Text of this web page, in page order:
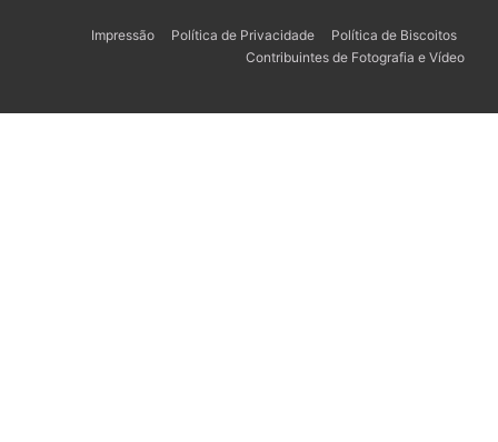
Impressão Política de Privacidade
Política de Biscoitos
Contribuintes de Fotografia e Vídeo